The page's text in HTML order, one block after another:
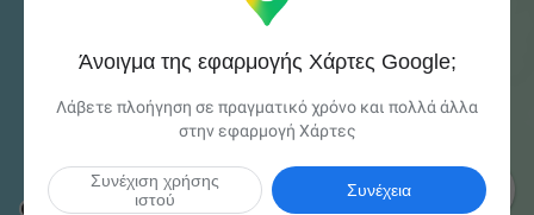

Άνοιγμα της εφαρμογής Χάρτες Google;
Λάβετε πλοήγηση σε πραγματικό χρόνο και πολλά άλλα
στην εφαρμογή Χάρτες
Συνέχεια
Συνέχιση χρήσης
ιστού